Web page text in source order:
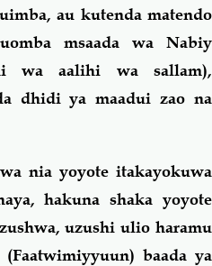
au kutenda matendo
msaada wa Nabiy
wa aalihi wa sallam),
dhidi ya maadui zao na
nia yoyote itakayokuwa
hakuna shaka yoyote
uzushi ulio haramu
baada ya